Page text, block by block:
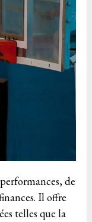
de
Il offre
telles que la